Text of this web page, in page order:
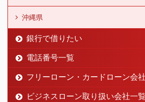
沖縄県
銀行で借りたい
電話番号一覧
フリーローン・カードローン会
ビジネスローン取り扱い会社一覧